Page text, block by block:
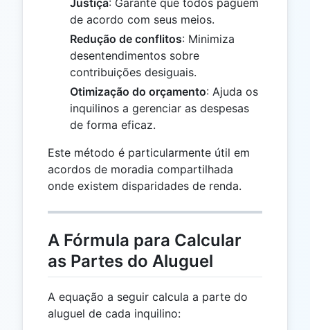
de acordo com seus meios.
Redução de conflitos: Minimiza
desentendimentos sobre
contribuições desiguais.
Otimização do orçamento: Ajuda os
inquilinos a gerenciar as despesas
de forma eficaz.
Este método é particularmente útil em
acordos de moradia compartilhada
onde existem disparidades de renda.
A Fórmula para Calcular
as Partes do Aluguel
A equação a seguir calcula a parte do
aluguel de cada inquilino: